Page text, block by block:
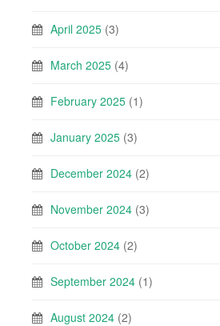
April 2025 (3)
March 2025 (4)
February 2025 (1)
January 2025 (3)
December 2024 (2)
November 2024 (3)
October 2024 (2)
September 2024 (1)
August 2024 (2)